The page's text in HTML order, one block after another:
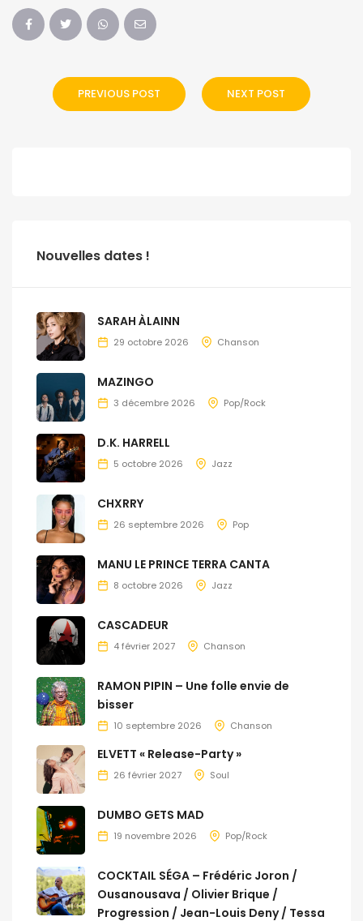
PREVIOUS POST NEXT POST
Nouvelles dates !
SARAH ÀLAINN
29 octobre 2026 Chanson
MAZINGO
3 décembre 2026 Pop/Rock
D.K. HARRELL
5 octobre 2026 Jazz
CHXRRY
26 septembre 2026 Pop
MANU LE PRINCE TERRA CANTA
8 octobre 2026 Jazz
CASCADEUR
4 février 2027 Chanson
RAMON PIPIN – Une folle envie de
bisser
10 septembre 2026 Chanson
ELVETT « Release-Party »
26 février 2027 Soul
DUMBO GETS MAD
19 novembre 2026 Pop/Rock
COCKTAIL SÉGA – Frédéric Joron /
Ousanousava / Olivier Brique /
Progression / Jean-Louis Deny / Tessa